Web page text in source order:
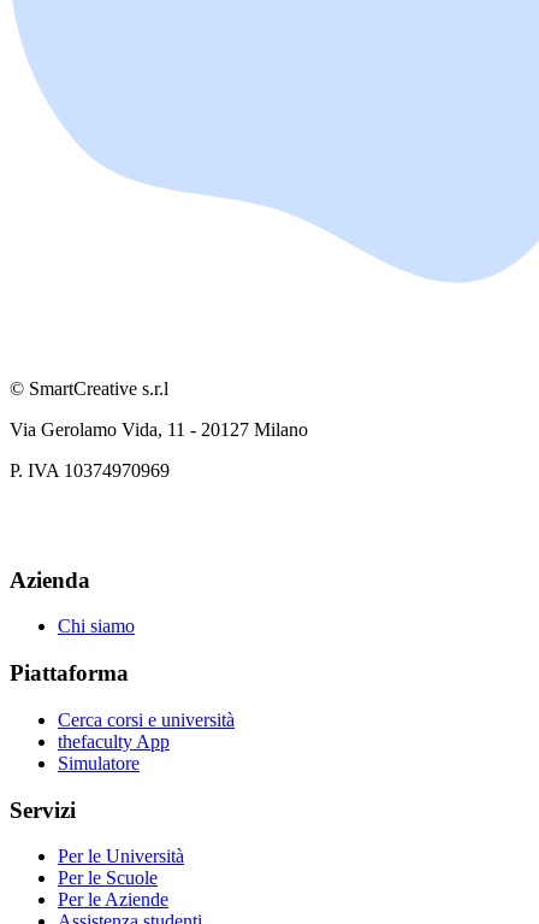
© SmartCreative s.r.l
Via Gerolamo Vida, 11 - 20127 Milano
P. IVA 10374970969
Azienda
Chi siamo
Piattaforma
Cerca corsi e università
thefaculty App
Simulatore
Servizi
Per le Università
Per le Scuole
Per le Aziende